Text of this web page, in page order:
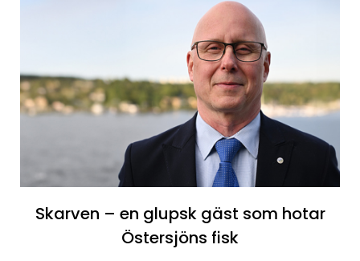
Skarven – en glupsk gäst som hotar
Östersjöns fisk